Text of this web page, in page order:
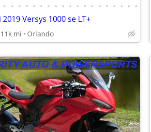
• • • • • • • • • • • • • • • • • • •
2019 Versys 1000 se LT+
11k mi Orlando